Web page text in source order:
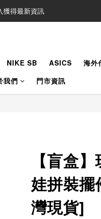
獲得最新資訊
獲得最新資訊
NIKE SB ASICS
海外
我們 門市資訊
【盲盒
娃拼裝
灣現貨]